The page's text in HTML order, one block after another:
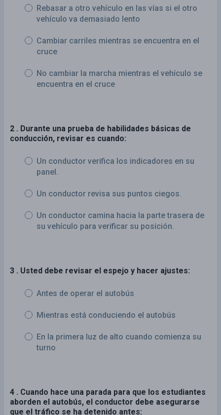
Rebasar a otro vehículo en las vías si el otro
vehículo va demasiado lento
Cambiar carriles mientras se encuentra en el
cruce
No cambiar la marcha mientras el vehículo se
encuentra en el cruce
2 . Durante una prueba de habilidades básicas de
conducción, revisar es cuando:
Un conductor verifica los indicadores en su
panel.
Un conductor revisa sus puntos ciegos.
Un conductor camina hacia la parte trasera de
su vehículo para verificar su posición.
3 . Usted debe revisar el espejo y hacer ajustes:
Antes de operar el autobús
Mientras está conduciendo el autobús
En la primera luz de alto cuando comienza su
turno
4 . Cuando hace una parada para que los estudiantes
aborden el autobús, el conductor debe asegurarse
que el tráfico se ha detenido antes: